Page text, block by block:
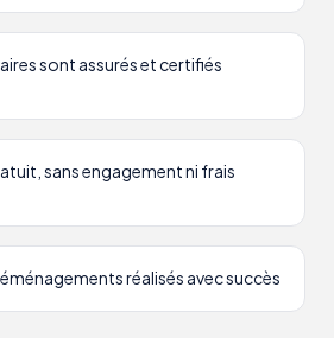
sont assurés et certifiés
sans engagement ni frais
réalisés avec succès